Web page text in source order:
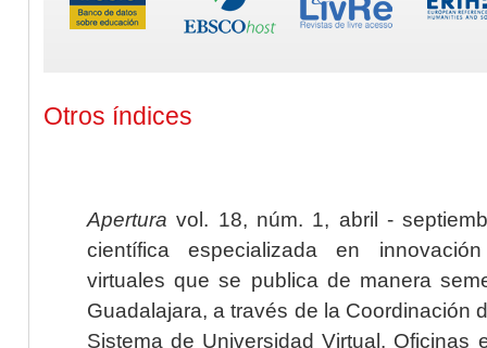
Otros índices
Apertura vol. 18, núm. 1, abril -
científica especializada en
virtuales que se publica de manera
Guadalajara, a través de la Coordinación
Sistema de Universidad Virtual. Oficinas